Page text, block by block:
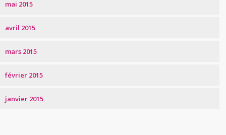
mai 2015
avril 2015
mars 2015
février 2015
janvier 2015